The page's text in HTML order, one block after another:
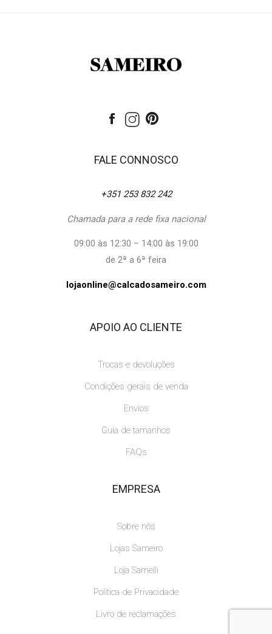
FALE CONNOSCO
+351 253 832 242
Chamada para a rede fixa nacional
09:00 às 12:30 – 14:00 às 19:00
de 2ª a 6ª feira
lojaonline@calcadosameiro.com
APOIO AO CLIENTE
Trocas e devoluções
Condições gerais de venda
Envios
Guia de tamanhos
FAQs
EMPRESA
Sobre nós
Lojas Sameiro
Loja Samelli
Política de Privacidade
Livro de reclamações